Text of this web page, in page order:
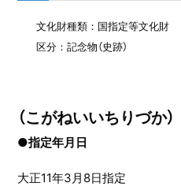
文化財種類：国指定等文化財
区分：記念物（史跡）
（こがねいいちりづか）
●指定年月日
大正11年3月8日指定